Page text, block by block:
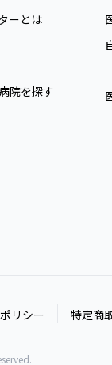
ーとは
院を探す
リシー 特定商